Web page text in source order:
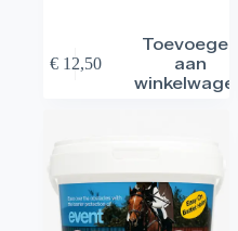
€12,50
Toevoegen
aan
winkelwagen